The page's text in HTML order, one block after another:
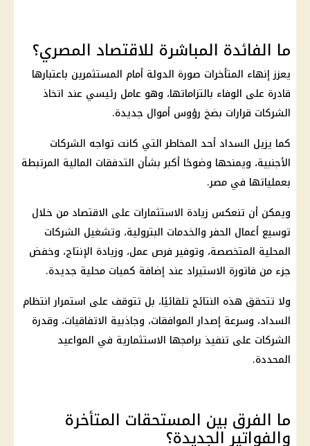
ما الفائدة المباشرة للاقتصاد المصري؟
يعزز إنهاء المتأخرات صورة الدولة أمام المستثمرين باعتبارها
قادرة على الوفاء بالتزاماتها، وهو عامل رئيسي عند اتخاذ
الشركات قرارات بضخ رؤوس أموال جديدة.
كما يزيل السداد أحد المخاطر التي كانت تواجه الشركات
الأجنبية، ويمنحها وضوحًا أكبر بشأن التدفقات المالية المرتبطة
بعملياتها في مصر.
ويمكن أن تنعكس زيادة الاستثمارات على الاقتصاد من خلال
توسيع أعمال الحفر والخدمات البترولية، وتشغيل الشركات
المحلية المتخصصة، وتوفيرفرص عمل، وزيادة الإنتاج، وخفض
جزء من فاتورة الاستيراد عند إضافة كميات محلية جديدة.
ولا تتحقق هذه النتائج تلقائيًا، بل تتوقف على استمرار انتظام
السداد، وسرعة إصدار الموافقات، وجاذبية الاتفاقيات، وقدرة
الشركات على تنفيذ برامجها الاستثمارية في المواعيد
المحددة.
ما الفرق بين المستحقات المتأخرة
والفواتير الجديدة؟